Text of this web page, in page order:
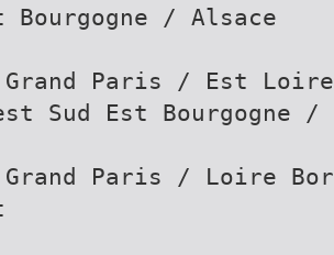
Bourgogne / Alsace
Grand Paris / Est
Sud Est Bourgogne /
Grand Paris / Loire